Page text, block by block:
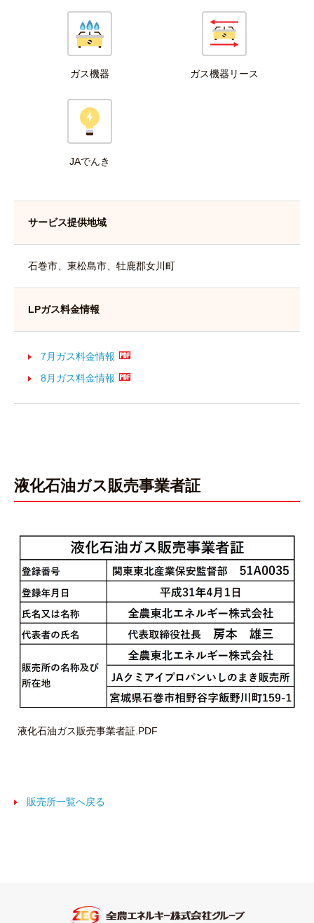
ガス機器 ガス機器リース
JAでんき
サービス提供地域
石巻市、東松島市、牡鹿郡女川町
LPガス料金情報
7月ガス料金情報
8月ガス料金情報
液化石油ガス販売事業者証
液化石油ガス販売事業者証.PDF
販売所一覧へ戻る